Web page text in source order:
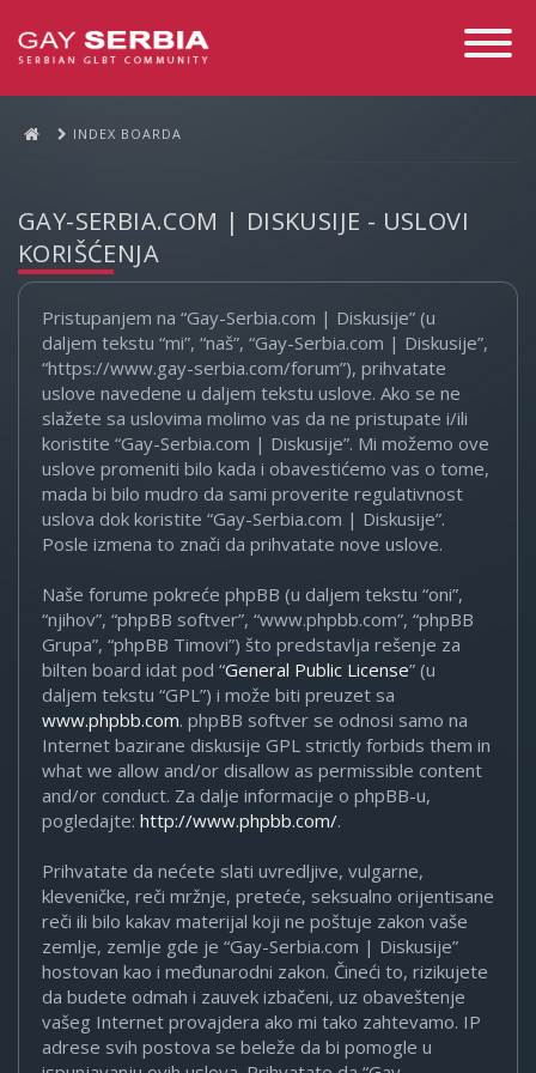
Toggle
INDEX BOARDA
GAY-SERBIA.COM | DISKUSIJE - USLOVI
KORIŠĆENJA
Pristupanjem na “Gay-Serbia.com | Diskusije” (u
daljem tekstu “mi”, “naš”, “Gay-Serbia.com | Diskusije”,
“https://www.gay-serbia.com/forum”), prihvatate
uslove navedene u daljem tekstu uslove. Ako se ne
slažete sa uslovima molimo vas da ne pristupate i/ili
koristite “Gay-Serbia.com | Diskusije”. Mi možemo ove
uslove promeniti bilo kada i obavestićemo vas o tome,
mada bi bilo mudro da sami proverite regulativnost
uslova dok koristite “Gay-Serbia.com | Diskusije”.
Posle izmena to znači da prihvatate nove uslove.
Naše forume pokreće phpBB (u daljem tekstu “oni”,
“njihov”, “phpBB softver”, “www.phpbb.com”, “phpBB
Grupa”, “phpBB Timovi”) što predstavlja rešenje za
bilten board idat pod “General Public License” (u
daljem tekstu “GPL”) i može biti preuzet sa
www.phpbb.com. phpBB softver se odnosi samo na
Internet bazirane diskusije GPL strictly forbids them in
what we allow and/or disallow as permissible content
and/or conduct. Za dalje informacije o phpBB-u,
pogledajte: http://www.phpbb.com/.
Prihvatate da nećete slati uvredljive, vulgarne,
kleveničke, reči mržnje, preteće, seksualno orijentisane
reči ili bilo kakav materijal koji ne poštuje zakon vaše
zemlje, zemlje gde je “Gay-Serbia.com | Diskusije”
hostovan kao i međunarodni zakon. Čineći to, rizikujete
da budete odmah i zauvek izbačeni, uz obaveštenje
vašeg Internet provajdera ako mi tako zahtevamo. IP
adrese svih postova se beleže da bi pomogle u